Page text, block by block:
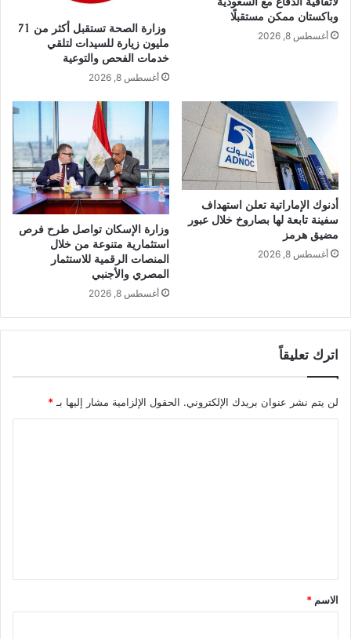
وباكستان ممكن مستقبلًا
أغسطس 8, 2026
وزارة الصحة تستقبل أكثر من 71
مليون زيارة للسيدات لتلقي
خدمات الفحص والتوعية
أغسطس 8, 2026
أدنوك الإماراتية تعلن استهداف
سفينة تابعة لها بصاروخ خلال عبور
مضيق هرمز
أغسطس 8, 2026
وزارة الإسكان تواصل طرح فرص
استثمارية متنوعة من خلال
المنصات الرقمية للاستثمار
المصري والأجنبي
أغسطس 8, 2026
اترك تعليقاً
لن يتم نشر عنوان بريدك الإلكتروني. الحقول الإلزامية مشار إليها بـ*
*
الاسم *